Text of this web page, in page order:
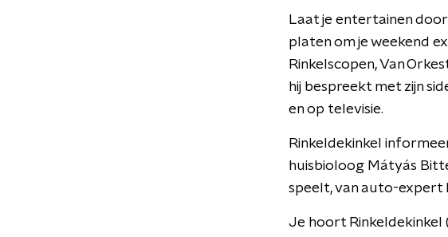
Laat je entertainen
platen om je weekend
Rinkelscopen, Van
hij bespreekt met zijn
en op televisie.
Rinkeldekinkel
huisbioloog Mátyás
speelt, van auto-expert
Je hoort Rinkeldekinkel